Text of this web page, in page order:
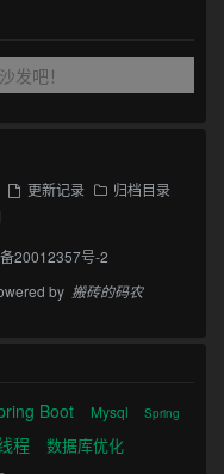
发吧！
更新记录
归档目录
20012357号-2
by 搬砖的码农
Boot Mysql
Spring
程 数据库优化